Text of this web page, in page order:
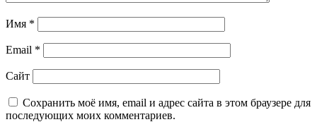
Имя *
Email *
Сайт
Сохранить моё имя, email и адрес сайта в этом браузере для
последующих моих комментариев.